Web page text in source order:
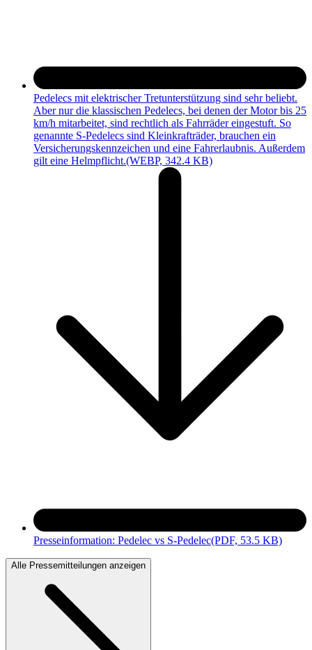
Pedelecs mit elektrischer Tretunterstützung sind sehr beliebt.
Aber nur die klassischen Pedelecs, bei denen der Motor bis 25
km/h mitarbeitet, sind rechtlich als Fahrräder eingestuft. So
genannte S-Pedelecs sind Kleinkrafträder, brauchen ein
Versicherungskennzeichen und eine Fahrerlaubnis. Außerdem
gilt eine Helmpflicht.(WEBP, 342.4 KB)
Presseinformation: Pedelec vs S-Pedelec(PDF, 53.5 KB)
Alle Pressemitteilungen anzeigen